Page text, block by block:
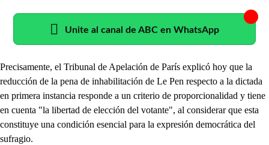
Unite al canal de ABC en WhatsApp
Precisamente, el Tribunal de Apelación de París explicó hoy que la
reducción de la pena de inhabilitación de Le Pen respecto a la dictada
en primera instancia responde a un criterio de proporcionalidad y tiene
en cuenta "la libertad de elección del votante", al considerar que esta
constituye una condición esencial para la expresión democrática del
sufragio.